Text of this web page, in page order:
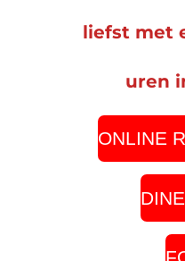
liefst met
uren
ONLINE